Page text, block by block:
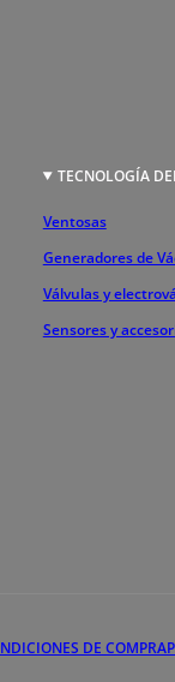
TECNOLOGÍA
Ventosas
Generadores de
Válvulas y
Sensores y
DE COMPRA